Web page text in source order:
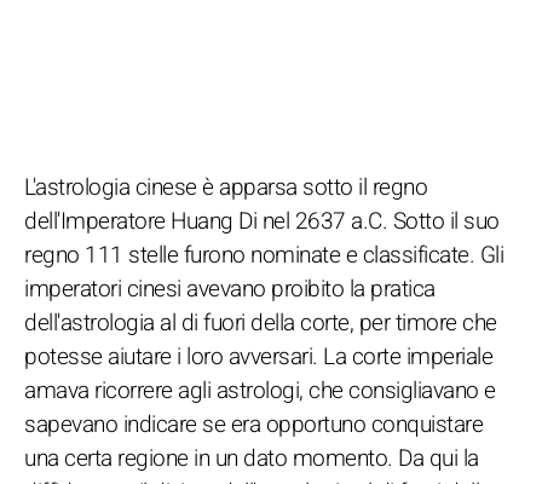
L'astrologia cinese è apparsa sotto il regno
dell'Imperatore Huang Di nel 2637 a.C. Sotto il suo
regno 111 stelle furono nominate e classificate. Gli
imperatori cinesi avevano proibito la pratica
dell'astrologia al di fuori della corte, per timore che
potesse aiutare i loro avversari. La corte imperiale
amava ricorrere agli astrologi, che consigliavano e
sapevano indicare se era opportuno conquistare
una certa regione in un dato momento. Da qui la